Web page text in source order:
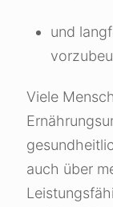
und
Viele
auch über